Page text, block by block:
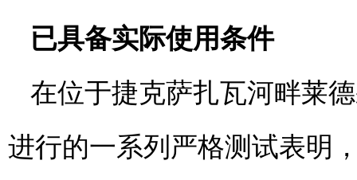
已具备实际使用条件
在位于捷克萨扎瓦河畔莱
进行的一系列严格测试表明